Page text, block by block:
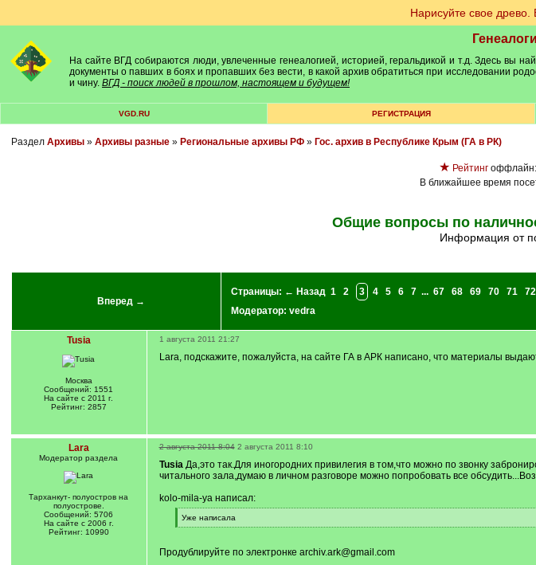
Нарисуйте свое древо.
На сайте ВГД собираются люди, увлеченные генеалогией, историей, геральдикой и т.д. Здесь вы
документы о павших в боях и пропавших без вести, в какой архив обратиться при исследовании
и чину. ВГД - поиск людей в прошлом, настоящем и будущем!
VGD.RU РЕГИСТРАЦИЯ
Раздел Архивы» Архивы разные» Региональные архивы РФ» Гос. архив в Республике Крым (ГА в РК)
★ Рейтинг оффлайн:
В ближайшее время
Общие вопросы по
Информация от
Вперед →
Страницы: ← Назад 1 2 3 4 5 6 7 ... 67 68 69 70 71 72
Модератор: vedra
Tusia
Москва
Сообщений: 1551
На сайте с 2011 г.
Рейтинг: 2857
1 августа 2011 21:27
Lara, подскажите, пожалуйста, на сайте ГА в АРК написано, что материалы
Lara
Модератор раздела
Тарханкут- полуостров на
полуострове.
Сообщений: 5706
На сайте с 2006 г.
Рейтинг: 10990
2 августа 2011 8:04 2 августа 2011 8:10
TusiaДа,это так.Для иногородних привилегия в том,что можно по звонку
читального зала,думаю в личном разговоре можно попробовать все
kolo-mila-ya написал:
[
q
Уже написала
[
]
Продублируйте по электронке archiv.ark@gmail.com